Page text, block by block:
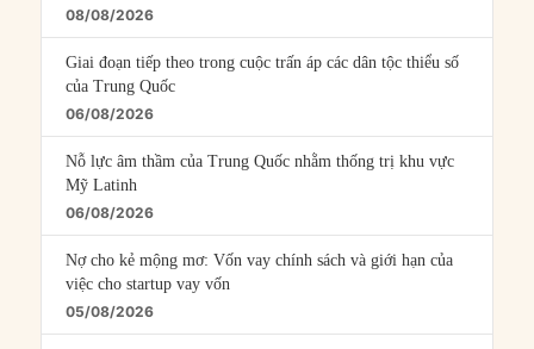
08/08/2026
Giai đoạn tiếp theo trong cuộc trấn áp các dân tộc thiểu số
của Trung Quốc
06/08/2026
Nỗ lực âm thầm của Trung Quốc nhằm thống trị khu vực
Mỹ Latinh
06/08/2026
Nợ cho kẻ mộng mơ: Vốn vay chính sách và giới hạn của
việc cho startup vay vốn
05/08/2026